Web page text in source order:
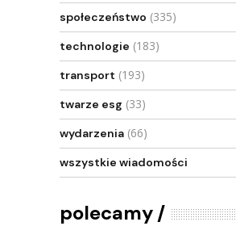
społeczeństwo (335)
technologie (183)
transport (193)
twarze esg (33)
wydarzenia (66)
wszystkie wiadomości
polecamy